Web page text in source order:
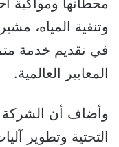
محطاتها ومواكبة
وتنقية المياه،
في تقديم خدمة
المعايير العالمية.
وأضاف أن الشركة
التحتية وتطوير